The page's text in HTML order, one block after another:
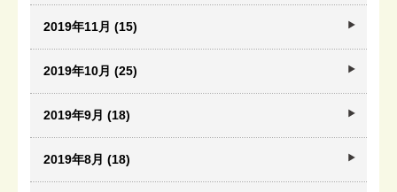
2019年11月 (15)
2019年10月 (25)
2019年9月 (18)
2019年8月 (18)